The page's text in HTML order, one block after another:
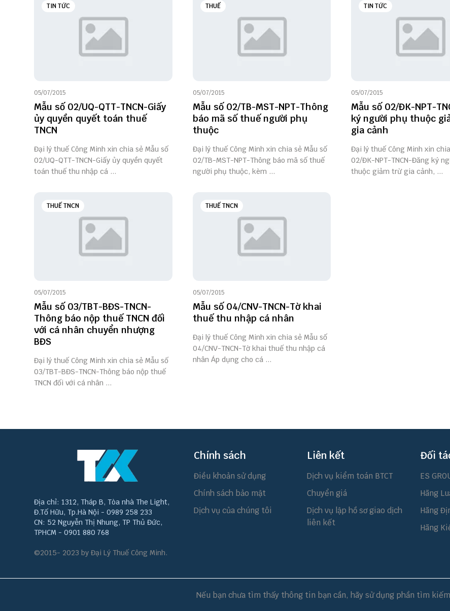
TIN TỨC
05/07/2015
Mẫu số 02/UQ-QTT-TNCN-Giấy
ủy quyền quyết toán thuế
TNCN
Đại lý thuế Công Minh xin chia sẻ Mẫu số
02/UQ-QTT-TNCN-Giấy ủy quyền quyết
toán thuế thu nhập cá ...
THUẾ
05/07/2015
Mẫu số 02/TB-MST-NPT-Thông
báo mã số thuế người phụ
thuộc
Đại lý thuế Công Minh xin chia sẻ Mẫu số
02/TB-MST-NPT-Thông báo mã số thuế
người phụ thuộc, kèm ...
TIN TỨC
05/07/2015
Mẫu số 02/ĐK-NPT-
ký người phụ thuộc
gia cảnh
Đại lý thuế Công Minh xin
02/ĐK-NPT-TNCN-Đăng ký
thuộc giảm trừ gia cảnh, ...
THUẾ TNCN
05/07/2015
Mẫu số 03/TBT-BĐS-TNCN-
Thông báo nộp thuế TNCN đối
với cá nhân chuyển nhượng
BĐS
Đại lý thuế Công Minh xin chia sẻ Mẫu số
03/TBT-BĐS-TNCN-Thông báo nộp thuế
TNCN đối với cá nhân ...
THUẾ TNCN
05/07/2015
Mẫu số 04/CNV-TNCN-Tờ khai
thuế thu nhập cá nhân
Đại lý thuế Công Minh xin chia sẻ Mẫu số
04/CNV-TNCN-Tờ khai thuế thu nhập cá
nhân Áp dụng cho cá ...
Địa chỉ: 1312, Tháp B, Tòa nhà The Light,
Đ.Tố Hữu, Tp.Hà Nội - 0989 258 233
CN: 52 Nguyễn Thị Nhung, TP Thủ Đức,
TPHCM - 0901 880 768
©2015- 2023 by Đại Lý Thuế Công Minh.
Chính sách
Điều khoản sử dụng
Chính sách bảo mật
Dịch vụ của chúng tôi
Liên kết
Dịch vụ kiểm toán BTCT
Chuyển giá
Dịch vụ lập hồ sơ giao dịch
liên kết
Đối
ES
Hãng
Hãng
Hãng
Nếu bạn chưa tìm thấy thông tin bạn cần, hãy sử dụng phần tìm